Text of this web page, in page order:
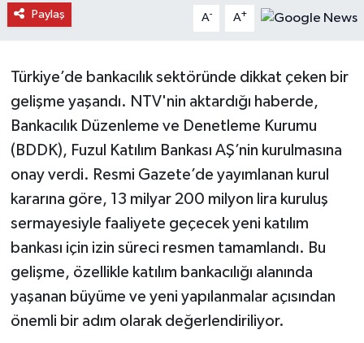
Paylaş A- A+
Türkiye’de bankacılık sektöründe dikkat çeken bir
gelişme yaşandı. NTV'nin aktardığı haberde,
Bankacılık Düzenleme ve Denetleme Kurumu
(BDDK), Fuzul Katılım Bankası AŞ’nin kurulmasına
onay verdi. Resmi Gazete’de yayımlanan kurul
kararına göre, 13 milyar 200 milyon lira kuruluş
sermayesiyle faaliyete geçecek yeni katılım
bankası için izin süreci resmen tamamlandı. Bu
gelişme, özellikle katılım bankacılığı alanında
yaşanan büyüme ve yeni yapılanmalar açısından
önemli bir adım olarak değerlendiriliyor.
İnebolu Haberleri
Merkez Haberleri
Şenpazar Haberleri
Seydiler Haberleri
Tosya Haberleri